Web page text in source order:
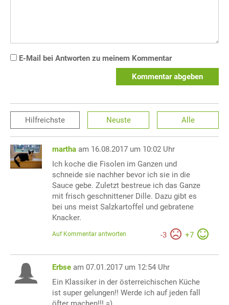
E-Mail bei Antworten zu meinem Kommentar
Kommentar abgeben
Hilfreichste Neuste Alle
martha am 16.08.2017 um 10:02 Uhr
Ich koche die Fisolen im Ganzen und
schneide sie nachher bevor ich sie in die
Sauce gebe. Zuletzt bestreue ich das Ganze
mit frisch geschnittener Dille. Dazu gibt es
bei uns meist Salzkartoffel und gebratene
Knacker.
-3 +7
Auf Kommentar antworten
Erbse am 07.01.2017 um 12:54 Uhr
Ein Klassiker in der österreichischen Küche
ist super gelungen!! Werde ich auf jeden fall